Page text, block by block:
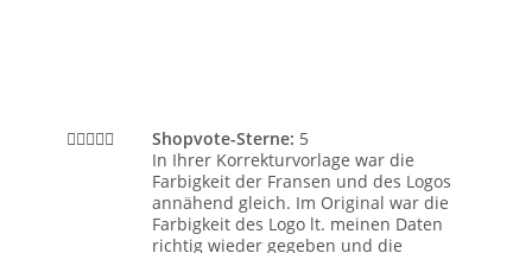
Shopvote-Sterne: 5
In Ihrer Korrekturvorlage war die
Farbigkeit der Fransen und des Logos
annähend gleich. Im Original war die
Farbigkeit des Logo lt. meinen Daten
richtig wieder gegeben und die